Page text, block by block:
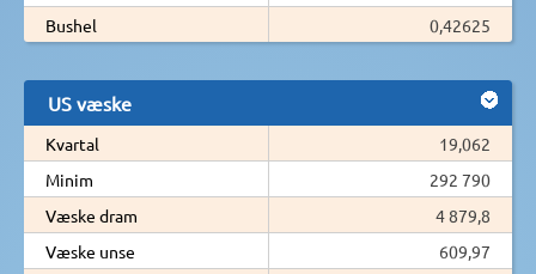
Bushel 0,42625
US væske
Kvartal
19,062
Minim
292 790
Væske dram
4 879,8
Væske unse
609,97